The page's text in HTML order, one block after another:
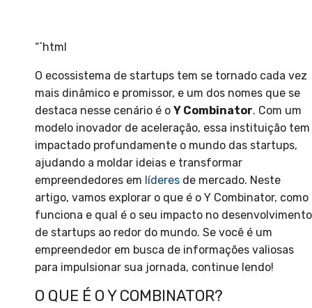
“`html
O ecossistema de startups tem se tornado cada vez
mais dinâmico e promissor, e um dos nomes que se
destaca nesse cenário é o Y Combinator. Com um
modelo inovador de aceleração, essa instituição tem
impactado profundamente o mundo das startups,
ajudando a moldar ideias e transformar
empreendedores em líderes de mercado. Neste
artigo, vamos explorar o que é o Y Combinator, como
funciona e qual é o seu impacto no desenvolvimento
de startups ao redor do mundo. Se você é um
empreendedor em busca de informações valiosas
para impulsionar sua jornada, continue lendo!
O QUE É O Y COMBINATOR?